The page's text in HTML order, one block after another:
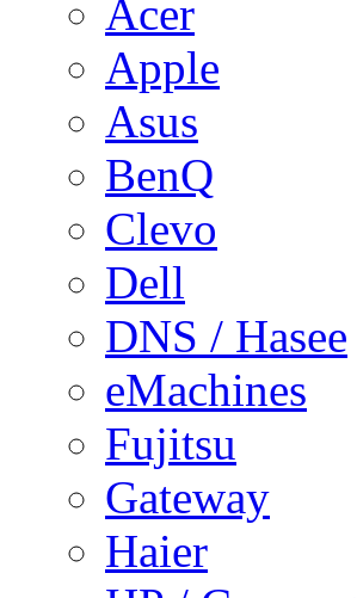
Acer
Apple
Asus
BenQ
Clevo
Dell
DNS / Hasee
eMachines
Fujitsu
Gateway
Haier